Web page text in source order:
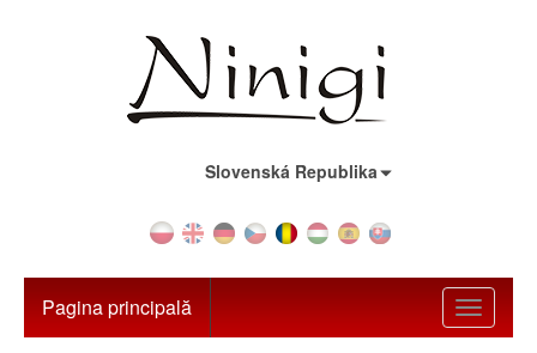
Slovenská Republika
Toggle
Pagina principală